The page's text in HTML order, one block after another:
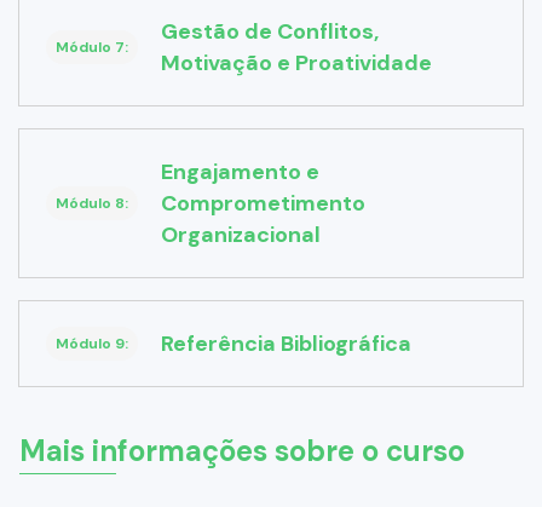
Módulo 7:
Gestão de Conflitos,
Motivação e Proatividade
Módulo 8:
Engajamento e
Comprometimento
Organizacional
Módulo 9: Referência Bibliográfica
Mais informações sobre o curso